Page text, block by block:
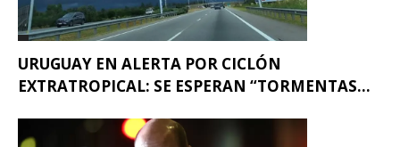
URUGUAY EN ALERTA POR CICLÓN
EXTRATROPICAL: SE ESPERAN “TORMENTAS...